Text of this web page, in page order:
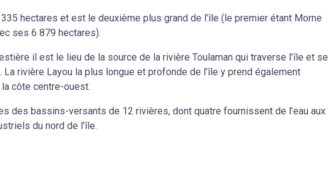
hectares et est le deuxième plus grand de l’île (le premier étant Morne
ses 6 879 hectares).
il est le lieu de la source de la rivière Toulaman qui traverse l’île et se
rivière Layou la plus longue et profonde de l’île y prend également
côte centre-ouest.
des bassins-versants de 12 rivières, dont quatre fournissent de l’eau aux
du nord de l’île.